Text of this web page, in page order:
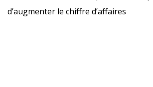
d’augmenter le chiffre d’affaires